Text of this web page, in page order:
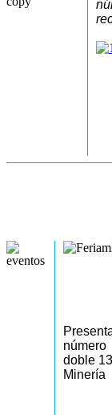
número
doble
Minería